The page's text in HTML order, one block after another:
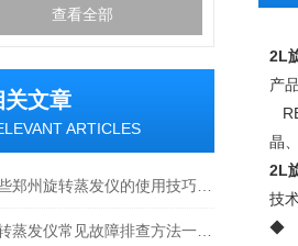
查看全部
关文章
ARTICLES
2L
产
晶
2L
技
◆ *